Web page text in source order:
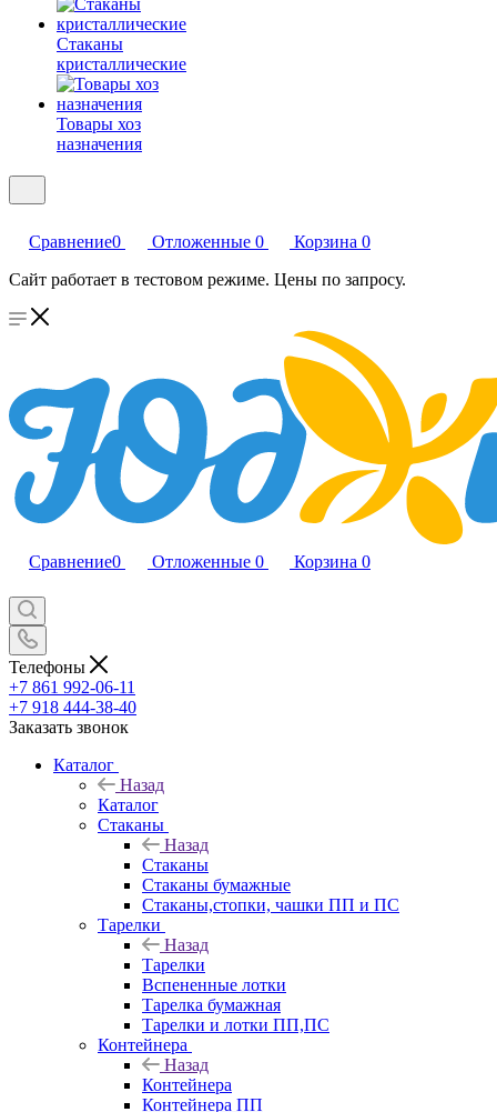
Стаканы
кристаллические
Товары хоз
назначения
Сравнение0 Отложенные 0 Корзина 0
Сайт работает в тестовом режиме. Цены по запросу.
Сравнение0 Отложенные 0 Корзина 0
Телефоны
+7 861 992-06-11
+7 918 444-38-40
Заказать звонок
Каталог
Назад
Каталог
Стаканы
Назад
Стаканы
Стаканы бумажные
Стаканы,стопки, чашки ПП и ПС
Тарелки
Назад
Тарелки
Вспененные лотки
Тарелка бумажная
Тарелки и лотки ПП,ПС
Контейнера
Назад
Контейнера
Контейнера ПП